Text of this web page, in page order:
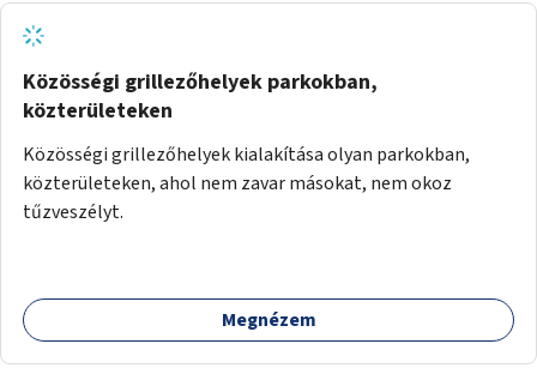
adatok naprakészen tartása.
Közösségi grillezőhelyek parkokban,
közterületeken
Közösségi grillezőhelyek kialakítása olyan parkokban,
közterületeken, ahol nem zavar másokat, nem okoz
tűzveszélyt.
Megnézem